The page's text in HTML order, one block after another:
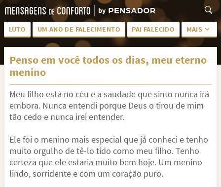
LUTO UM ANO DE FALECIMENTO PAI FALECIDO MAIS
LUTO PARA AMIGA PALAVRAS
SAUDADES DA MÃE
PÊSAMES PARA AMIGA DESCANSE EM PAZ
MEUS SENTIMENTOS PÊSAMES PARA AMIGO
FRASES DE LUTO PARA AMIGO
TODAS AS CATEGORIAS
Penso em você todos os dias, meu eterno
menino
Meu filho está no céu e a saudade que sinto nunca irá
embora. Nunca entendi porque Deus o tirou de mim
tão cedo e nunca irei entender.
Ele foi o menino mais especial que já conheci e tenho
muito orgulho de tê-lo tido como meu filho. Tenho
certeza que ele estaria muito bem hoje. Um menino
lindo, sorridente e com um coração puro.